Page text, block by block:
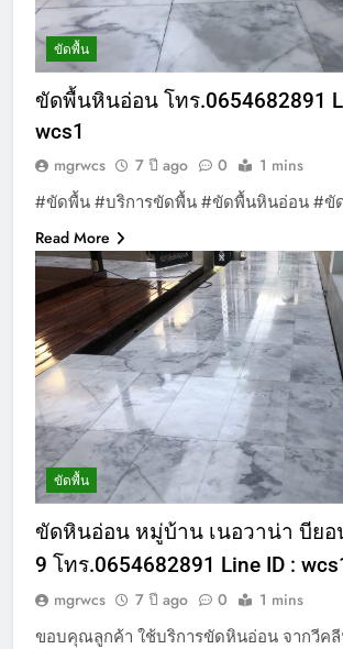
ขัดพื้น
ขัดพื้นหินอ่อน โทร.0654682891
wcs1
mgrwcs 7 ปี ago 0 1 mins
#ขัดพื้น #บริการขัดพื้น #ขัดพื้นหินอ่อน #
Read More
ขัดพื้น
ขัดหินอ่อน หมู่บ้าน เนอวาน่า บียอ
9 โทร.0654682891 Line ID :
mgrwcs 7 ปี ago 0 1 mins
ขอบคุณลูกค้า ใช้บริการขัดหินอ่อน จากวีค